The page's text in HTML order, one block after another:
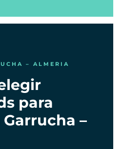
– ALMERIA
para
–